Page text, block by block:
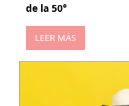
de la 50°
LEER MÁS